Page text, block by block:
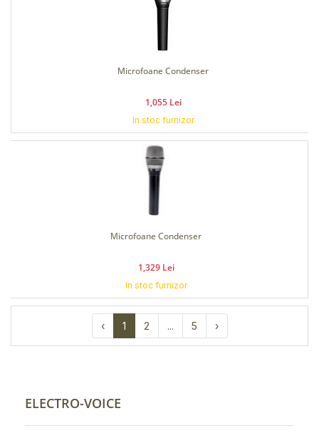
ELECTRO-VOICE
Microfoane Condenser
1,055 Lei
In stoc furnizor
Microfoane Condenser
1,329 Lei
In stoc furnizor
‹ 1 2 ... 5 ›